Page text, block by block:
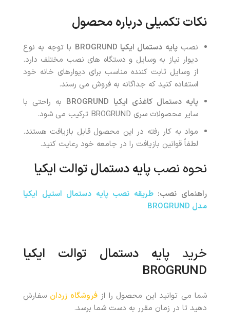
نکات تکمیلی درباره محصول
نصبپایه دستمال ایکیا BROGRUND
با توجه به نوع
دیوار نیاز به وسایل و دستگاه های نصب مختلف دارد.
از وسایل ثابت کننده مناسب برای دیوارهای خانه خود
استفاده کنید که جداگانه به فروش می رسند.
پایه دستمال کاغذی ایکیا BROGRUND
به راحتی با
سایر محصولات سری BROGRUND ترکیب می شود.
مواد به کار رفته در این محصول قابل بازیافت هستند.
لطفاً قوانین بازیافت را در جامعه خود رعایت کنید.
نحوه نصبپایه دستمال توالت ایکیا
راهنمای نصب:طریقه نصب پایه دستمال استیل ایکیا
مدل BROGRUND
خریدپایه دستمال توالت ایکیا
BROGRUND
شما می توانید این محصول را ازفروشگاه زردان سفارش
دهید تا در زمان مقرر به دست شما برسد.